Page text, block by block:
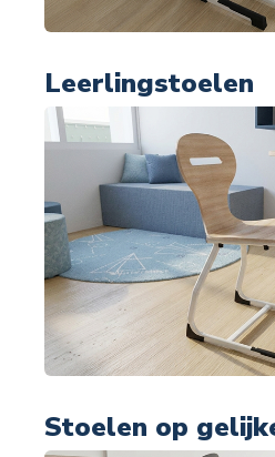
Leerlingstoelen
Stoelen op